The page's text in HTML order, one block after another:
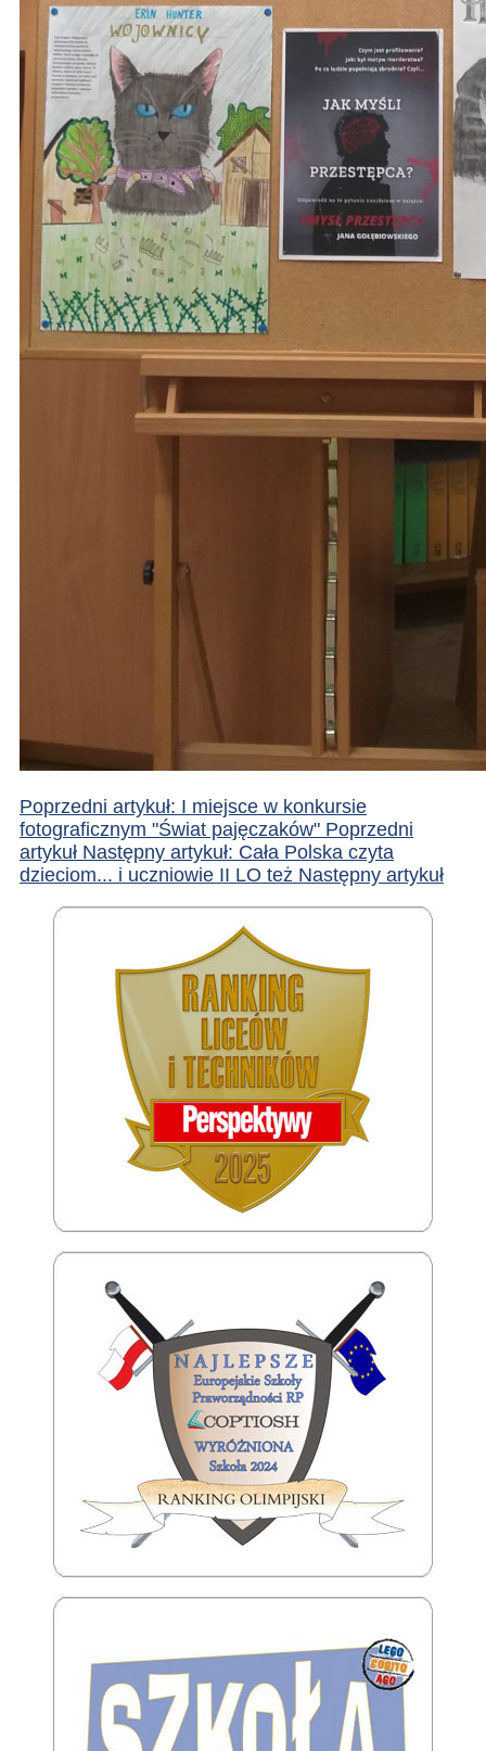
Poprzedni artykuł: I miejsce w konkursie
fotograficznym "Świat pajęczaków" Poprzedni
artykuł Następny artykuł: Cała Polska czyta
dzieciom... i uczniowie II LO też Następny artykuł